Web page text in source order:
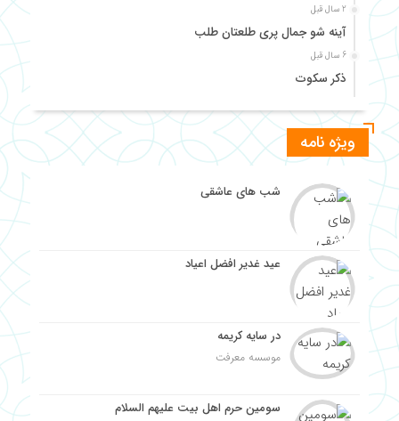
2 سال قبل
آینه شو جمال پری طلعتان طلب
6 سال قبل
ذکر سکوت
مکاشفه ای آیت الله سید جمال‌الدین گلپایگانی
6 سال قبل
احوالات شیخ ابراهیم شیــرازی
6 سال قبل
صاحب روضات
6 سال قبل
حاج ملّا علی کنی رازی طهرانـــی
ویژه نامه
شب های عاشقی
عید غدیر افضل اعیاد
در سایه کریمه
موسسه معرفت
سومین حرم اهل بیت علیهم السلام